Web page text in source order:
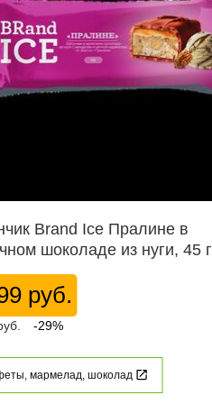
Brand Ice Пралине в
шоколаде из нуги, 45 г
руб.
-29%
мармелад, шоколад